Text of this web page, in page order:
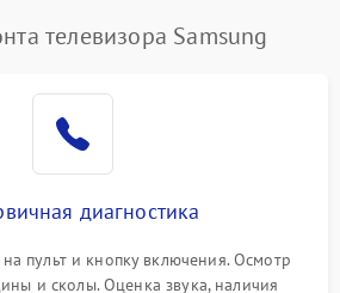
телевизора Samsung
диагностика
пульт и кнопку включения. Осмотр
и сколы. Оценка звука, наличия